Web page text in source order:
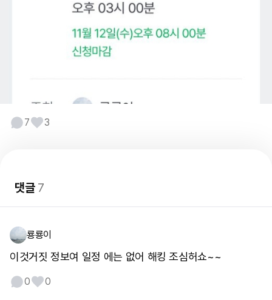
7 3
댓글7
룡룡이
이것거짓 정보여 일정 에는 없어 해킹 조심허쇼~~
0 0